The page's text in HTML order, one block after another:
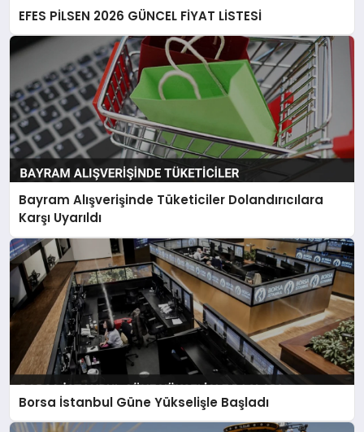
EFES PİLSEN 2026 GÜNCEL FİYAT LİSTESİ
Bayram Alışverişinde Tüketiciler Dolandırıcılara
Karşı Uyarıldı
Borsa İstanbul Güne Yükselişle Başladı